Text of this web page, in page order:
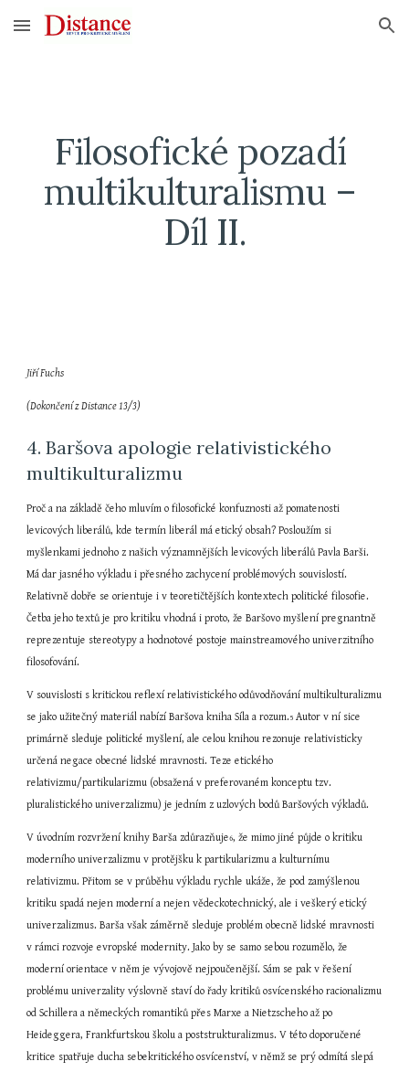
Skip to main content Skip to navigation
Filosofické pozadí
multikulturalismu –
Díl II.
Jiří Fuchs
(Dokončení z Distance 13/3)
4. Baršova apologie relativistického
multikulturalizmu
Proč a na základě čeho mluvím o filosofické konfuznosti až pomatenosti
levicových liberálů, kde termín liberál má etický obsah? Posloužím si
myšlenkami jednoho z našich významnějších levicových liberálů Pavla Barši.
Má dar jasného výkladu i přesného zachycení problémových souvislostí.
Relativně dobře se orientuje i v teoretičtějších kontextech politické filosofie.
Četba jeho textů je pro kritiku vhodná i proto, že Baršovo myšlení pregnantně
reprezentuje stereotypy a hodnotové postoje mainstreamového univerzitního
filosofování.
V souvislosti s kritickou reflexí relativistického odůvodňování multikulturalizmu
se jako užitečný materiál nabízí Baršova kniha Síla a rozum.5 Autor v ní sice
primárně sleduje politické myšlení, ale celou knihou rezonuje relativisticky
určená negace obecné lidské mravnosti. Teze etického
relativizmu/partikularizmu (obsažená v preferovaném konceptu tzv.
pluralistického univerzalizmu) je jedním z uzlových bodů Baršových výkladů.
V úvodním rozvržení knihy Barša zdůrazňuje6, že mimo jiné půjde o kritiku
moderního univerzalizmu v protějšku k partikularizmu a kulturnímu
relativizmu. Přitom se v průběhu výkladu rychle ukáže, že pod zamýšlenou
kritiku spadá nejen moderní a nejen vědeckotechnický, ale i veškerý etický
univerzalizmus. Barša však záměrně sleduje problém obecně lidské mravnosti
v rámci rozvoje evropské modernity. Jako by se samo sebou rozumělo, že
moderní orientace v něm je vývojově nejpoučenější. Sám se pak v řešení
problému univerzality výslovně staví do řady kritiků osvícenského racionalizmu
od Schillera a německých romantiků přes Marxe a Nietzscheho až po
Heideggera, Frankfurtskou školu a poststrukturalizmus. V této doporučené
kritice spatřuje ducha sebekritického osvícenství, v němž se prý odmítá slepá